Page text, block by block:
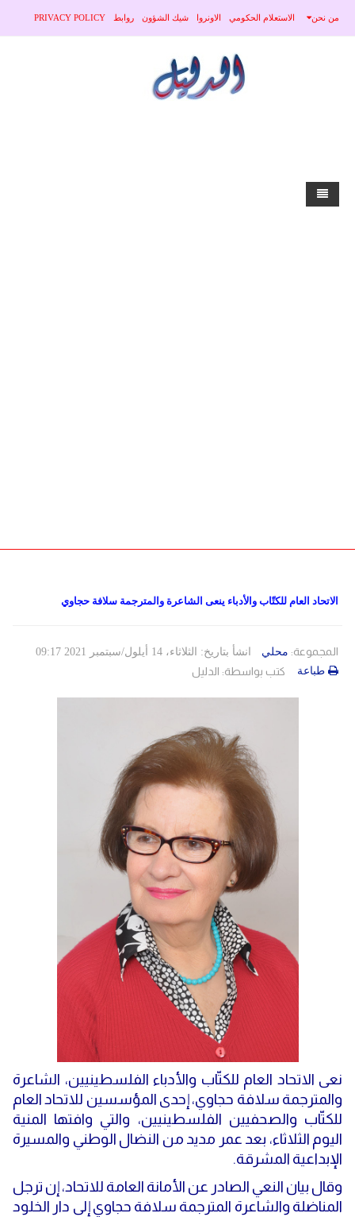
من نحن الاستعلام الحكومي الاونروا شيك الشؤون روابط PRIVACY POLICY
الاتحاد العام للكتّاب والأدباء ينعى الشاعرة والمترجمة سلافة حجاوي
المجموعة: محلي انشأ بتاريخ: الثلاثاء، 14 أيلول/سبتمبر 2021 09:17
كتب بواسطة: الدليل طباعة
نعى الاتحاد العام للكتّاب والأدباء الفلسطينيين، الشاعرة
والمترجمة سلافة حجاوي، إحدى المؤسسين للاتحاد العام
للكتّاب والصحفيين الفلسطينيين، والتي وافتها المنية
اليوم الثلاثاء، بعد عمر مديد من النضال الوطني والمسيرة
الإبداعية المشرقة.
وقال بيان النعي الصادر عن الأمانة العامة للاتحاد، إن ترجل
المناضلة والشاعرة المترجمة سلافة حجاوي إلى دار الخلود